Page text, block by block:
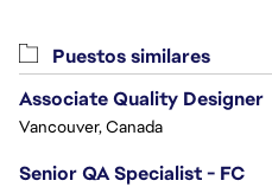
Puestos similares
Associate Quality Designer
Vancouver, Canada
Senior QA Specialist - FC